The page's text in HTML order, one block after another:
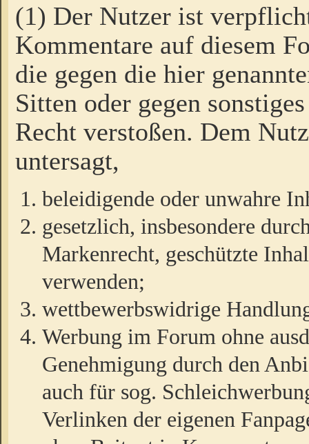
(1) Der Nutzer ist
Kommentare auf diesem
die gegen die hier
Sitten oder gegen
Recht verstoßen. Dem
untersagt,
beleidigende oder unwahre
gesetzlich, insbesondere
Markenrecht, geschützte
verwenden;
wettbewerbswidrige
Werbung im Forum ohne
Genehmigung durch den
auch für sog.
Verlinken der eigenen